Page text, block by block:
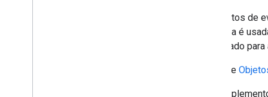
Os objetos de
estrutura é
é acionado
Consulte
Os